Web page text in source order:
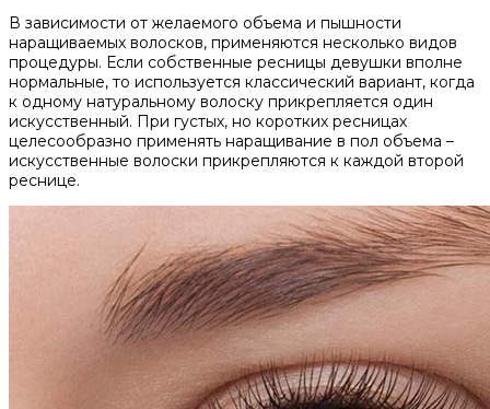
В зависимости от желаемого объема и пышности
наращиваемых волосков, применяются несколько видов
процедуры. Если собственные ресницы девушки вполне
нормальные, то используется классический вариант, когда
к одному натуральному волоску прикрепляется один
искусственный. При густых, но коротких ресницах
целесообразно применять наращивание в пол объема –
искусственные волоски прикрепляются к каждой второй
реснице.